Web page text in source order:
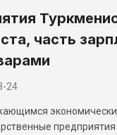
часть
24